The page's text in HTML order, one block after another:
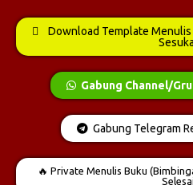
Download Template Menulis
Gabung Channel/
Gabung Telegram
🔥 Private Menulis Buku